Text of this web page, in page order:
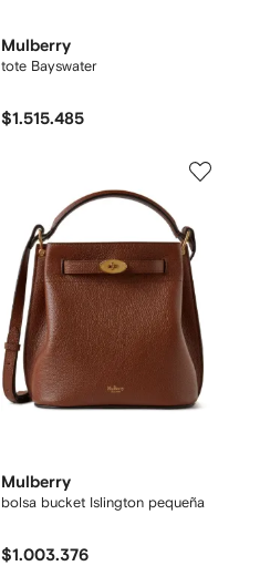
Mulberry
tote Bayswater
$1.515.485
Mulberry
bolsa bucket Islington pequeña
$1.003.376